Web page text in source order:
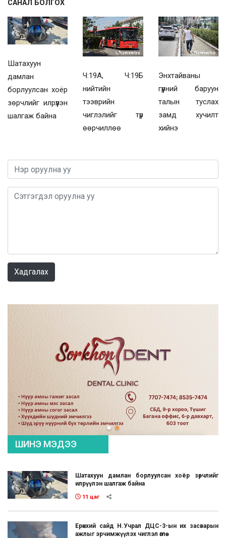
САНАЛ БОЛГОХ
Шатахуун
дамлан
борлуулсан хоёр
зөрчлийг илрүүлэн
шалгаж байна
Ч:19А, Ч:19Б
нийтийн
тээврийн
чиглэлийг түр
өөрчиллөө
Энхтайваны
гүүрний баруун
талын туслах
замд хучилт
хийнэ
Хадгалах
ШИНЭ МЭДЭЭ
Шатахуун дамлан борлуулсан хоёр зөрчлийг
илрүүлэн шалгаж байна
11 цаг
Ерөнхий сайд Н.Учрал ДЦС-3-ын их засварын
ажлыг эрчимжүүлэх чиглэл өглөө